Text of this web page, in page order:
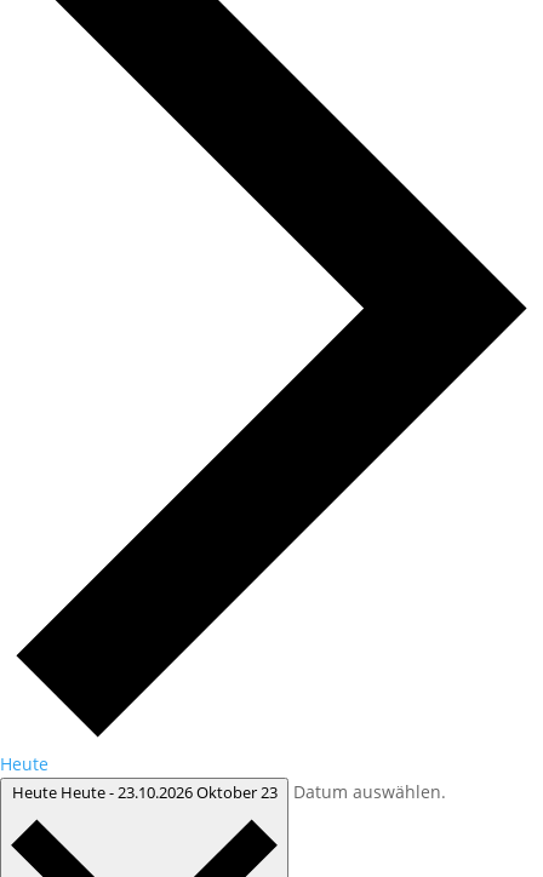
Heute
Heute Heute-23.10.2026Oktober 23 Datum auswählen.